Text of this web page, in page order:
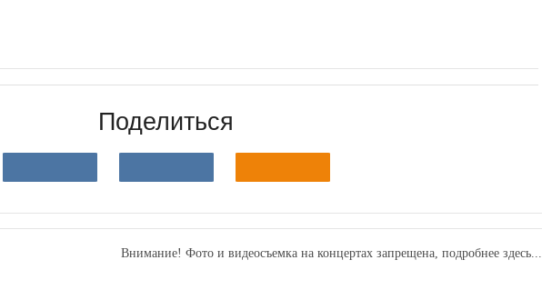
Поделиться
Внимание! Фото и видеосъемка на концертах запрещена,подробнее здесь...